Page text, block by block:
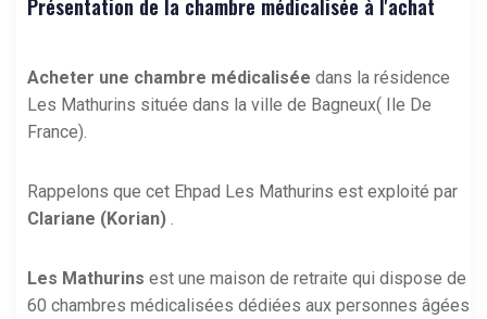
Présentation de la chambre médicalisée à l'achat
Acheter une chambre médicalisée dans la résidence
Les Mathurins située dans la ville de Bagneux( Ile De
France).
Rappelons que cet Ehpad Les Mathurins est exploité par
Clariane (Korian) .
Les Mathurins est une maison de retraite qui dispose de
60 chambres médicalisées dédiées aux personnes âgées